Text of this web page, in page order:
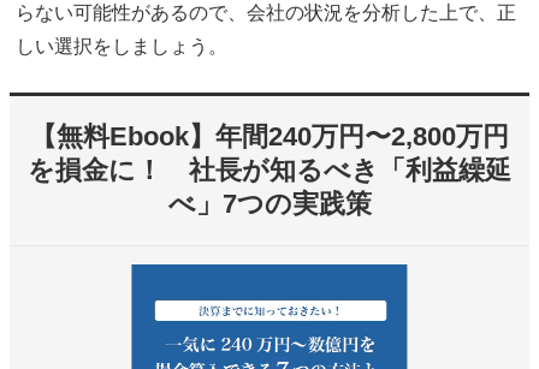
らない可能性があるので、会社の状況を分析した上で、正
しい選択をしましょう。
【無料Ebook】年間240万円〜2,800万円
を損金に！ 社長が知るべき「利益繰延
べ」7つの実践策